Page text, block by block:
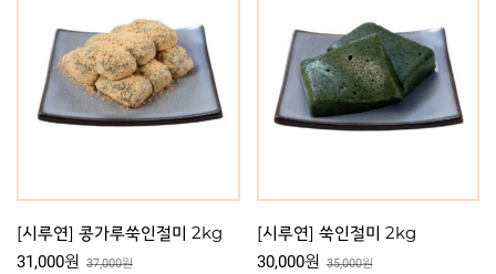
[시루연] 콩가루쑥인절미 2kg
31,000원 37,000원
[시루연] 쑥인절미 2kg
30,000원 35,000원